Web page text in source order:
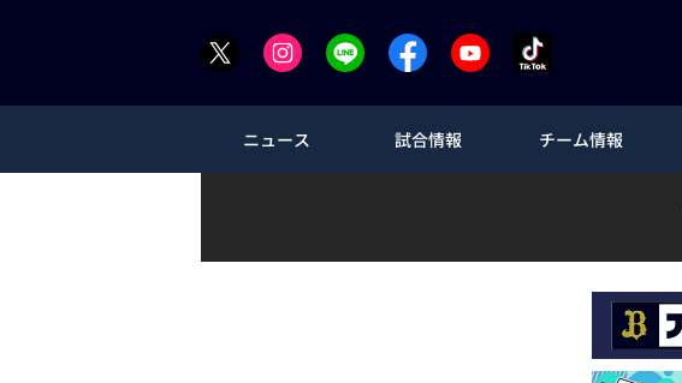
ニュース 試合情報 チーム情報